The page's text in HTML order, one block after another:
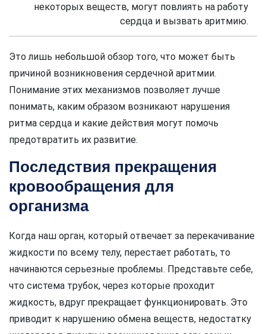
некоторых веществ, могут повлиять на работу
сердца и вызвать аритмию.
Это лишь небольшой обзор того, что может быть
причиной возникновения сердечной аритмии.
Понимание этих механизмов позволяет лучше
понимать, каким образом возникают нарушения
ритма сердца и какие действия могут помочь
предотвратить их развитие.
Последствия прекращения
кровообращения для
организма
Когда наш орган, который отвечает за перекачивание
жидкости по всему телу, перестает работать, то
начинаются серьезные проблемы. Представьте себе,
что система трубок, через которые проходит
жидкость, вдруг прекращает функционировать. Это
приводит к нарушению обмена веществ, недостатку